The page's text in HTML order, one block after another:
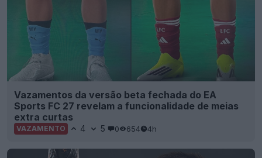
Vazamentos da versão beta fechada do EA
Sports FC 27 revelam a funcionalidade de meias
extra curtas
VAZAMENTO 4 5 0 654 4h